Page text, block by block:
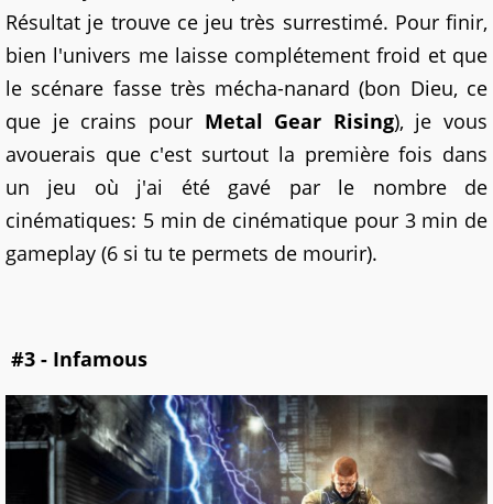
Résultat je trouve ce jeu très surrestimé. Pour finir,
bien l'univers me laisse complétement froid et que
le scénare fasse très mécha-nanard (bon Dieu, ce
que je crains pour Metal Gear Rising), je vous
avouerais que c'est surtout la première fois dans
un jeu où j'ai été gavé par le nombre de
cinématiques: 5 min de cinématique pour 3 min de
gameplay (6 si tu te permets de mourir).
#3 - Infamous